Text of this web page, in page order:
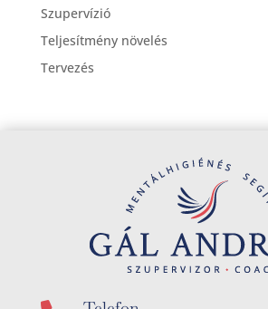
Szupervízió
Teljesítmény növelés
Tervezés